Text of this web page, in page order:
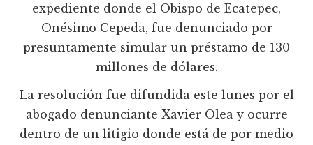
expediente donde el Obispo de Ecatepec,
Onésimo Cepeda, fue denunciado por
presuntamente simular un préstamo de 130
millones de dólares.
La resolución fue difundida este lunes por el
abogado denunciante Xavier Olea y ocurre
dentro de un litigio donde está de por medio